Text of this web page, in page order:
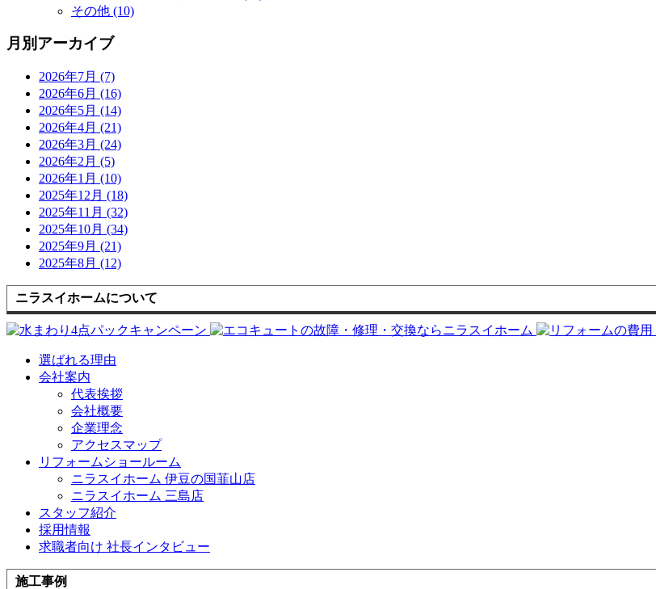
その他 (10)
月別アーカイブ
2026年7月 (7)
2026年6月 (16)
2026年5月 (14)
2026年4月 (21)
2026年3月 (24)
2026年2月 (5)
2026年1月 (10)
2025年12月 (18)
2025年11月 (32)
2025年10月 (34)
2025年9月 (21)
2025年8月 (12)
ニラスイホームについて
選ばれる理由
会社案内
代表挨拶
会社概要
企業理念
アクセスマップ
リフォームショールーム
ニラスイホーム 伊豆の国韮山店
ニラスイホーム 三島店
スタッフ紹介
採用情報
求職者向け 社長インタビュー
施工事例